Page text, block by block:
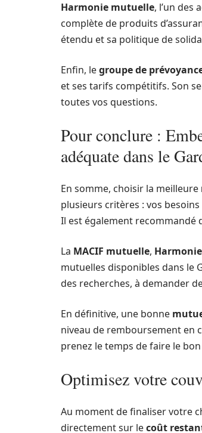
Harmonie mutuelle, l’un des
complète de produits
étendu et sa politique de
Enfin, legroupe de
et ses tarifs compétitifs. Son
toutes vos questions.
Pour conclure :
adéquate dans le
En somme, choisir la meilleure
plusieurs critères : vos
Il est également recommandé
La MACIF mutuelle,
mutuelles disponibles dans le
des recherches, à demander
En définitive, une bonne
niveau de remboursement en
prenez le temps de faire le
Optimisez votre
Au moment de finaliser votre
directement sur lecoût